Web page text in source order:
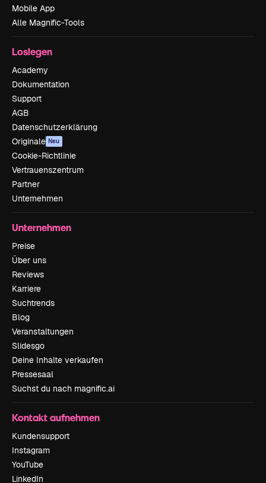
Mobile App
Alle Magnific-Tools
Loslegen
Academy
Dokumentation
Support
AGB
Datenschutzerklärung
Originale Neu
Cookie-Richtlinie
Vertrauenszentrum
Partner
Unternehmen
Unternehmen
Preise
Über uns
Reviews
Karriere
Suchtrends
Blog
Veranstaltungen
Slidesgo
Deine Inhalte verkaufen
Pressesaal
Suchst du nach magnific.ai
Kontakt aufnehmen
Kundensupport
Instagram
YouTube
LinkedIn